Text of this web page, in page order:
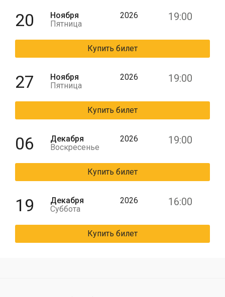
20
Ноября
Пятница
2026 19:00
Купить билет
27
Ноября
Пятница
2026 19:00
Купить билет
06
Декабря
Воскресенье
2026 19:00
Купить билет
19
Декабря
Суббота
2026 16:00
Купить билет